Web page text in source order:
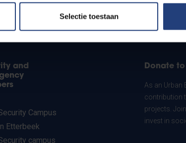
Selectie toestaan
and
Campus
Etterbeek
campus
Donate to
As an Urban
contribution
projects.
invest in